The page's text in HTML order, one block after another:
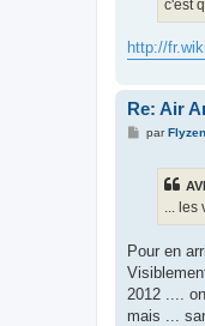
c'est
http://
Re: Air
MparFlyzen
... les
Pour en
2012 ....
mais ...